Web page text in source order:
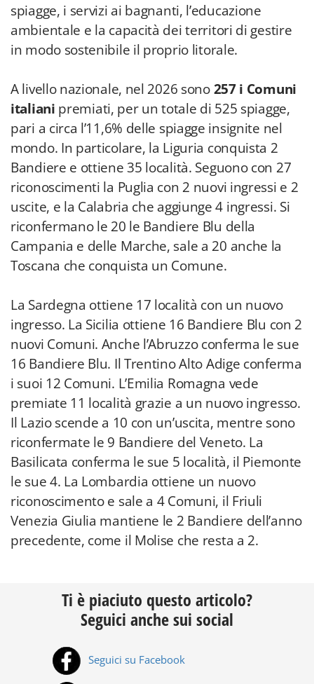
spiagge, i servizi ai bagnanti, l’educazione
ambientale e la capacità dei territori di gestire
in modo sostenibile il proprio litorale.
A livello nazionale, nel 2026 sono257 i Comuni
italiani premiati, per un totale di 525 spiagge,
pari a circa l’11,6% delle spiagge insignite nel
mondo. In particolare, la Liguria conquista 2
Bandiere e ottiene 35 località. Seguono con 27
riconoscimenti la Puglia con 2 nuovi ingressi e 2
uscite, e la Calabria che aggiunge 4 ingressi. Si
riconfermano le 20 le Bandiere Blu della
Campania e delle Marche, sale a 20 anche la
Toscana che conquista un Comune.
La Sardegna ottiene 17 località con un nuovo
ingresso. La Sicilia ottiene 16 Bandiere Blu con 2
nuovi Comuni. Anche l’Abruzzo conferma le sue
16 Bandiere Blu. Il Trentino Alto Adige conferma
i suoi 12 Comuni. L’Emilia Romagna vede
premiate 11 località grazie a un nuovo ingresso.
Il Lazio scende a 10 con un’uscita, mentre sono
riconfermate le 9 Bandiere del Veneto. La
Basilicata conferma le sue 5 località, il Piemonte
le sue 4. La Lombardia ottiene un nuovo
riconoscimento e sale a 4 Comuni, il Friuli
Venezia Giulia mantiene le 2 Bandiere dell’anno
precedente, come il Molise che resta a 2.
Ti è piaciuto questo articolo?
Seguici anche sui social
Seguici su Facebook